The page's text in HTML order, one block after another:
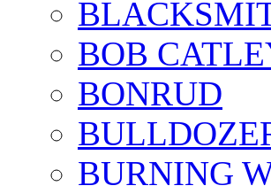
BOB
BONRUD
BURNING